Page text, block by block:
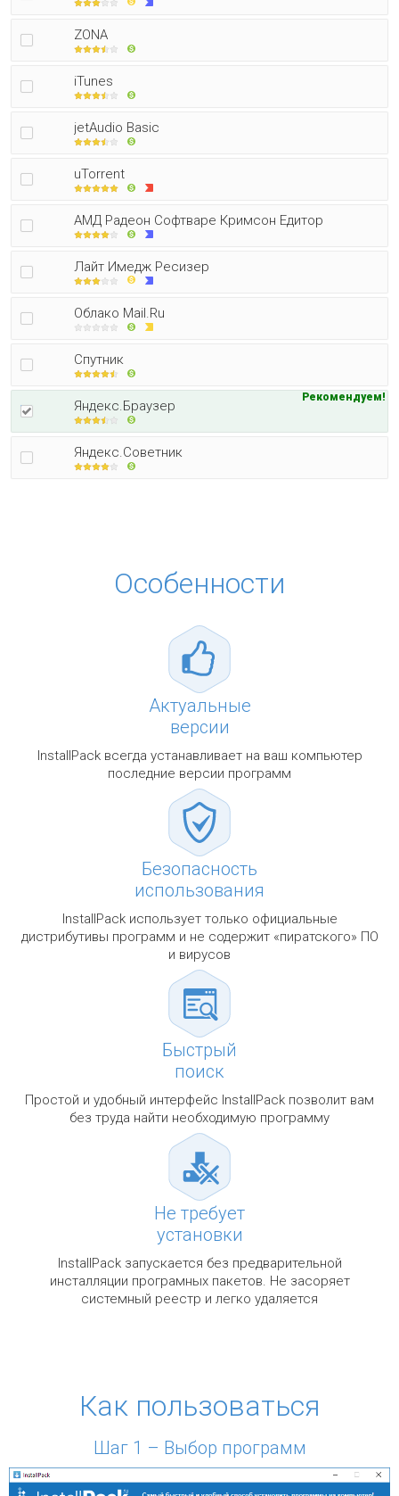
ZONA
iTunes
jetAudio Basic
uTorrent
АМД Радеон Софтваре Кримсон Едитор
Лайт Имедж Ресизер
Облако Mail.Ru
Спутник
Яндекс.Браузер
Рекомендуем!
Яндекс.Советник
Особенности
Актуальные
версии
InstallPack всегда устанавливает на ваш компьютер
последние версии программ
Безопасность
использования
InstallPack использует только официальные
дистрибутивы программ и не содержит «пиратского» ПО
и вирусов
Быстрый
поиск
Простой и удобный интерфейс InstallPack позволит вам
без труда найти необходимую программу
Не требует
установки
InstallPack запускается без предварительной
инсталляции програмных пакетов. Не засоряет
системный реестр и легко удаляется
Как пользоваться
Шаг 1 – Выбор программ